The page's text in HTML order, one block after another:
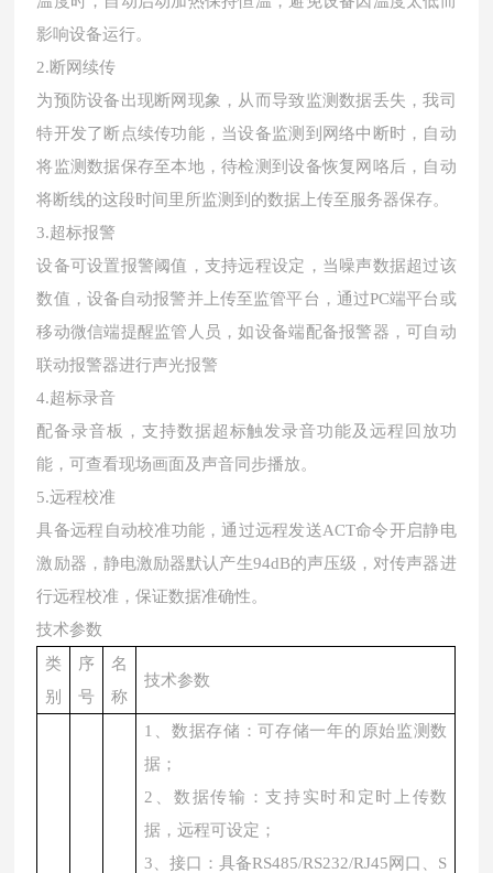
影响设备运行。
2.断网续传
为预防设备出现断网现象，从而导致监测数据丢失，我司
特开发了断点续传功能，当设备监测到网络中断时，自动
将监测数据保存至本地，待检测到设备恢复网咯后，自动
将断线的这段时间里所监测到的数据上传至服务器保存。
3.超标报警
设备可设置报警阈值，支持远程设定，当噪声数据超过该
数值，设备自动报警并上传至监管平台，通过PC端平台或
移动微信端提醒监管人员，如设备端配备报警器，可自动
联动报警器进行声光报警
4.超标录音
配备录音板，支持数据超标触发录音功能及远程回放功
能，可查看现场画面及声音同步播放。
5.远程校准
具备远程自动校准功能，通过远程发送ACT命令开启静电
激励器，静电激励器默认产生94dB的声压级，对传声器进
行远程校准，保证数据准确性。
技术参数
类
别
序
号
名
称
技术参数
1、数据存储：可存储一年的原始监测数
据；
2、数据传输：支持实时和定时上传数
据，远程可设定；
3、接口：具备RS485/RS232/RJ45网口、S